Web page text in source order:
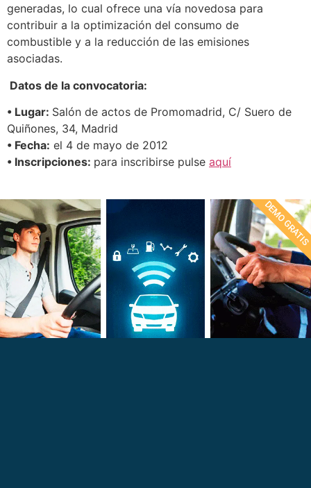
generadas, lo cual ofrece una vía novedosa para
contribuir a la optimización del consumo de
combustible y a la reducción de las emisiones
asociadas.
Datos de la convocatoria:
• Lugar: Salón de actos de Promomadrid, C/ Suero de
Quiñones, 34, Madrid
• Fecha: el 4 de mayo de 2012
• Inscripciones: para inscribirse pulse aquí
DEMO GRATIS